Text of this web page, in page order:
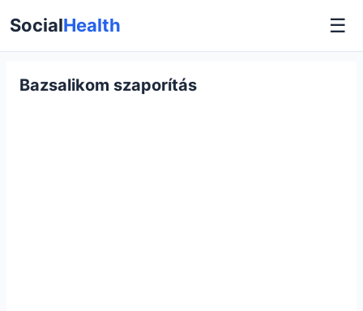
SocialHealth ☰
Bazsalikom szaporítás